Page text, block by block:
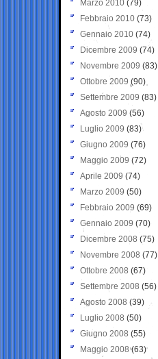
Marzo 2010 (79)
Febbraio 2010 (73)
Gennaio 2010 (74)
Dicembre 2009 (74)
Novembre 2009 (83)
Ottobre 2009 (90)
Settembre 2009 (83)
Agosto 2009 (56)
Luglio 2009 (83)
Giugno 2009 (76)
Maggio 2009 (72)
Aprile 2009 (74)
Marzo 2009 (50)
Febbraio 2009 (69)
Gennaio 2009 (70)
Dicembre 2008 (75)
Novembre 2008 (77)
Ottobre 2008 (67)
Settembre 2008 (56)
Agosto 2008 (39)
Luglio 2008 (50)
Giugno 2008 (55)
Maggio 2008(63)